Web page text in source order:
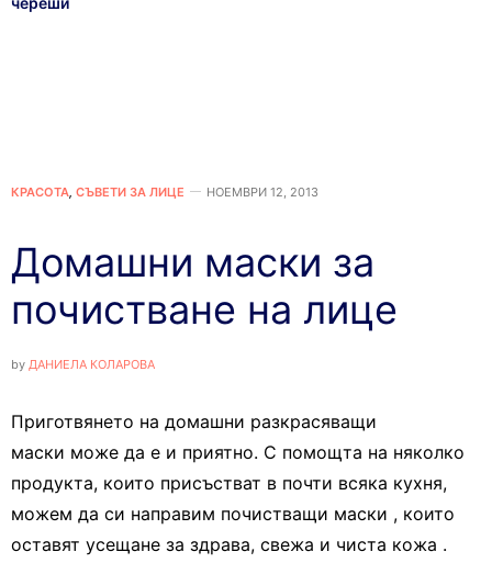
КРАСОТА, СЪВЕТИ ЗА ЛИЦЕ НОЕМВРИ 12, 2013
Домашни маски за
почистване на лице
by ДАНИЕЛА КОЛАРОВА
Приготвянето на домашни разкрасяващи
маски може да е и приятно. С помощта на няколко
продукта, които присъстват в почти всяка кухня,
можем да си направим почистващи маски , които
оставят усещане за здрава, свежа и чиста кожа .